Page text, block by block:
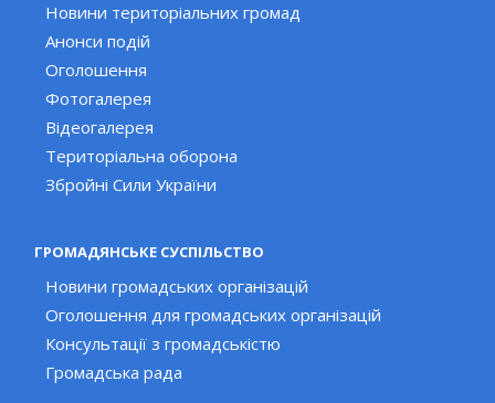
Новини територіальних громад
Анонси подій
Оголошення
Фотогалерея
Відеогалерея
Територіальна оборона
Збройні Сили України
ГРОМАДЯНСЬКЕ СУСПІЛЬСТВО
Новини громадських організацій
Оголошення для громадських організацій
Консультації з громадськістю
Громадська рада